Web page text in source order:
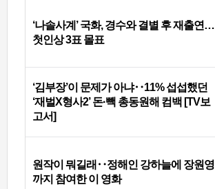
‘나솔사계’ 국화, 경수와 결별 후 재출연…
첫인상 3표 몰표
‘김부장’이 문제가 아냐‥11% 섭섭했던
‘재벌X형사2’ 돈·빽 총동원해 컴백 [TV보
고서]
원작이 뭐길래‥정해인 강하늘에 장원영
까지 참여한 이 영화